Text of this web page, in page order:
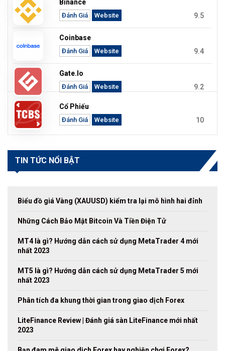
Binance
Đánh Giá Website 9.5
Coinbase
Đánh Giá Website 9.4
Gate.io
Đánh Giá Website 9.2
Cổ Phiếu
Đánh Giá Website 10
TIN TỨC NỔI BẬT
Biểu đồ giá Vàng (XAUUSD) kiểm tra lại mô hình hai đỉnh
Những Cách Bảo Mật Bitcoin Và Tiền Điện Tử
MT4 là gì? Hướng dẫn cách sử dụng MetaTrader 4 mới
nhất 2023
MT5 là gì? Hướng dẫn cách sử dụng MetaTrader 5 mới
nhất 2023
Phân tích đa khung thời gian trong giao dịch Forex
LiteFinance Review | Đánh giá sàn LiteFinance mới nhất
2023